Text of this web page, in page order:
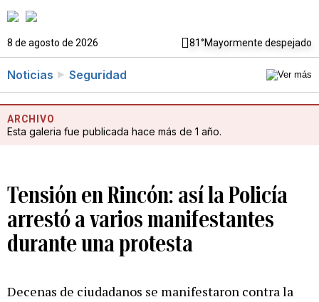
8 de agosto de 2026 81°Mayormente despejado
Noticias Seguridad
ARCHIVO
Esta galeria fue publicada hace más de 1 año.
Tensión en Rincón: así la Policía
arrestó a varios manifestantes
durante una protesta
Decenas de ciudadanos se manifestaron contra la